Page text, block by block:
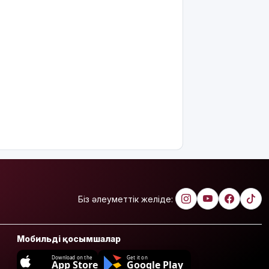
Біз әлеуметтік желіде:
Мобильді қосымшалар
Download on the
App Store
Get it on
Google Play